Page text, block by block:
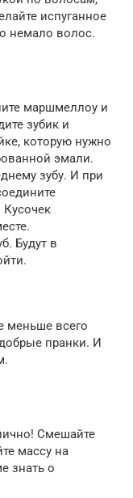
испуганное
немало волос.
маршмеллоу и
зубик и
которую нужно
эмали.
зубу. И при
Кусочек
Будут в
меньше всего
пранки. И
Смешайте
массу на
знать о